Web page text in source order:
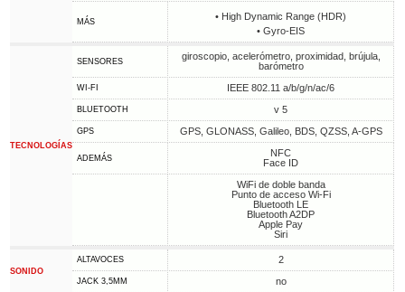
MÁS
• High Dynamic Range (HDR)
• Gyro-EIS
TECNOLOGÍAS
SENSORES
giroscopio, acelerómetro, proximidad, brújula,
barómetro
WI-FI IEEE 802.11 a/b/g/n/ac/6
BLUETOOTH v 5
GPS GPS, GLONASS, Galileo, BDS, QZSS, A-GPS
ADEMÁS
NFC
Face ID
WiFi de doble banda
Punto de acceso Wi-Fi
Bluetooth LE
Bluetooth A2DP
Apple Pay
Siri
SONIDO
ALTAVOCES 2
JACK 3,5MM no